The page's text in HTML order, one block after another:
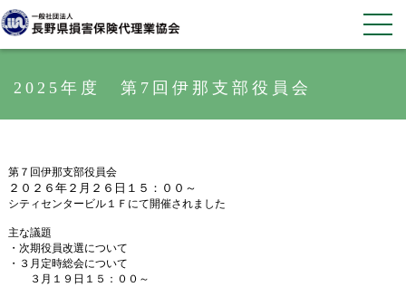
2025年度 第7回伊那支部役員会
第７回伊那支部役員会
２０２６年２月２６日１５：００～
シティセンタービル１Ｆにて開催されました
主な議題
・次期役員改選について
・３月定時総会について
３月１９日１５：００～